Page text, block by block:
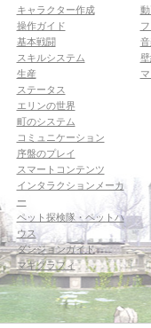
キャラクター作成
操作ガイド
基本戦闘
スキルシステム
生産
ステータス
エリンの世界
町のシステム
コミュニケーション
序盤のプレイ
スマートコンテンツ
インタラクションメーカ
ー
ペット探検隊・ペットハ
ウス
ダンジョンガイド
マギグラフィ